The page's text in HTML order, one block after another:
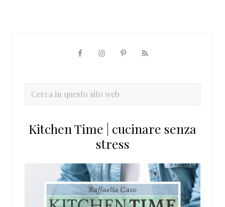
primaria
Cerca
sito
Kitchen Time | cucinare senza
stress